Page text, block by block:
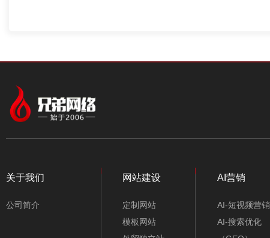
关于我们
公司简介
网站建设
定制网站
模板网站
AI营销
AI-短视频营销
AI-搜索优化